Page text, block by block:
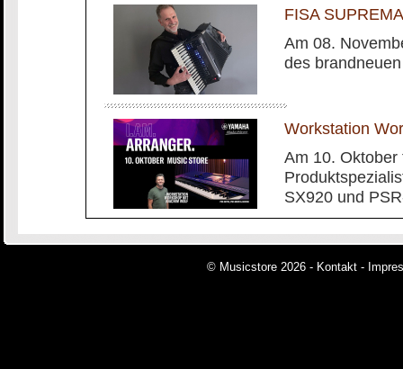
FISA
Am 08.
des
Workstation
Am 10.
SX920 und
© Musicstore 2026 - Kontakt -